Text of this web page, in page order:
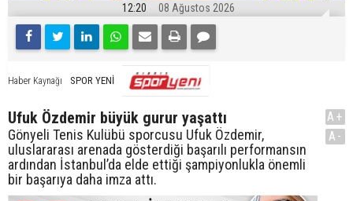
12:20 08 Ağustos 2026
Haber Kaynağı SPOR YENİ
Ufuk Özdemir büyük gurur yaşattı
Gönyeli Tenis Kulübü sporcusu Ufuk Özdemir,
uluslararası arenada gösterdiği başarılı performansın
ardından İstanbul’da elde ettiği şampiyonlukla önemli
bir başarıya daha imza attı.
A+
A-